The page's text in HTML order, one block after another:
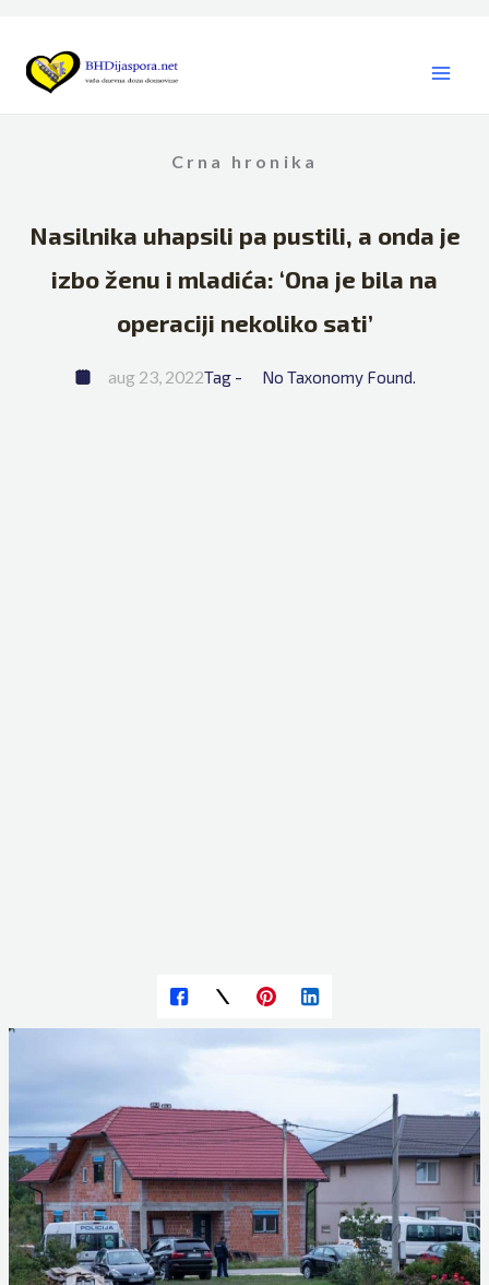
content
Crna hronika
Nasilnika uhapsili pa pustili, a onda je
izbo ženu i mladića: ‘Ona je bila na
operaciji nekoliko sati’
aug 23, 2022Tag - No Taxonomy Found.